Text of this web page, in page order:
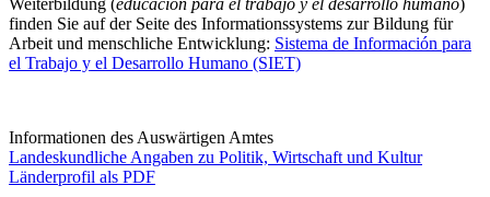
finden Sie auf der Seite des Informationssystems zur Bildung für
Arbeit und menschliche Entwicklung: Sistema de Información para
el Trabajo y el Desarrollo Humano (SIET)
Informationen des Auswärtigen Amtes
Landeskundliche Angaben zu Politik, Wirtschaft und Kultur
Länderprofil als PDF